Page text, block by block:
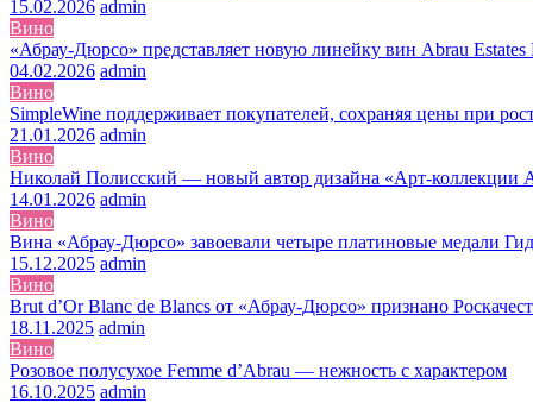
15.02.2026 admin
Вино
«Абрау-Дюрсо» представляет новую линейку вин Abrau Estates
04.02.2026 admin
Вино
SimpleWine поддерживает покупателей, сохраняя цены при
21.01.2026 admin
Вино
Николай Полисский — новый автор дизайна «Арт-коллекции
14.01.2026 admin
Вино
Вина «Абрау-Дюрсо» завоевали четыре платиновые медали
15.12.2025 admin
Вино
Brut d’Or Blanc de Blancs от «Абрау-Дюрсо» признано
18.11.2025 admin
Вино
Розовое полусухое Femme d’Abrau — нежность с характером
16.10.2025 admin